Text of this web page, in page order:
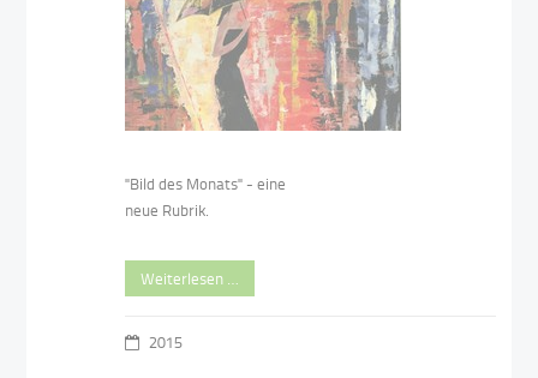
"Bild des Monats" - eine
neue Rubrik.
Weiterlesen …
2015